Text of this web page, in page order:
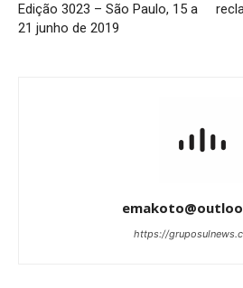
Edição 3023 – São Paulo, 15 a
21 junho de 2019
https://